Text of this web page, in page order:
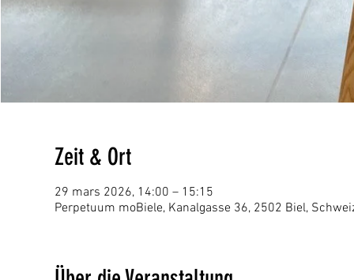
Zeit & Ort
29 mars 2026, 14:00 – 15:15
Perpetuum moBiele, Kanalgasse 36, 2502 Biel,